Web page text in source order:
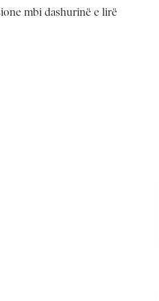
mbi dashurinë e lirë